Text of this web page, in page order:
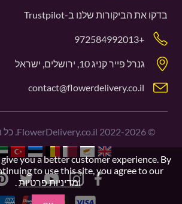
בדקו את הביקורות שלנו ב-Trustpilot
+972584992013
גנרל פייר קניג 10, ירושלים, ישראל
contact@flowerdelivery.co.il
©
2022-2026
you a better customer experience. By
to use this site, you agree to our
ומדיניות פרטיות.